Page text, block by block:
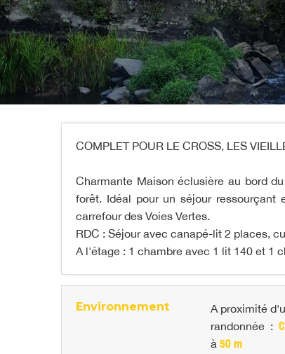
COMPLET POUR LE CROSS, LES
Charmante Maison éclusière au bord
forêt. Idéal pour un séjour
carrefour des Voies Vertes.
RDC : Séjour avec canapé-lit 2 places,
A l'étage : 1 chambre avec 1 lit 140 et 1
Environnement
A proximité
randonnée :
à 50 m